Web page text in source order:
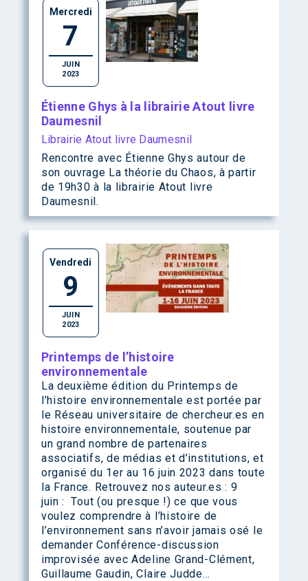
Étienne Ghys à la librairie Atout livre
Daumesnil
Librairie Atout livre Daumesnil
Rencontre avec Étienne Ghys autour de
son ouvrage La théorie du Chaos, à partir
de 19h30 à la librairie Atout livre
Daumesnil.
Mercredi
7
JUIN
2023
Printemps de l’histoire
environnementale
La deuxième édition du Printemps de
l’histoire environnementale est portée par
le Réseau universitaire de chercheur.es en
histoire environnementale, soutenue par
un grand nombre de partenaires
associatifs, de médias et d’institutions, et
organisé du 1er au 16 juin 2023 dans toute
la France. Retrouvez nos auteur.es : 9
juin : Tout (ou presque !) ce que vous
voulez comprendre à l’histoire de
l’environnement sans n’avoir jamais osé le
demander Conférence-discussion
improvisée avec Adeline Grand-Clément,
Guillaume Gaudin, Claire Judde…
Vendredi
9
JUIN
2023